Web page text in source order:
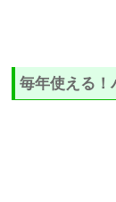
毎年使える